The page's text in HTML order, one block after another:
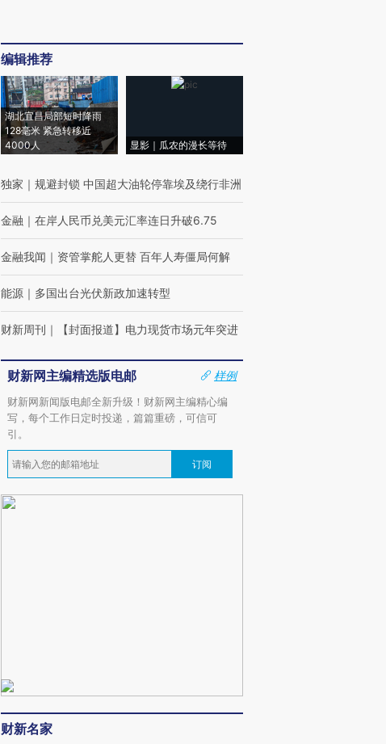
编辑推荐
湖北宜昌局部短时降雨
128毫米 紧急转移近
4000人
显影｜瓜农的漫长等待
独家 ｜ 规避封锁 中国超大油轮停靠埃及绕行非洲
金融 ｜ 在岸人民币兑美元汇率连日升破6.75
金融我闻 ｜ 资管掌舵人更替 百年人寿僵局何解
能源 ｜ 多国出台光伏新政加速转型
财新周刊 ｜ 【封面报道】电力现货市场元年突进
财新网主编精选版电邮
样例
财新网新闻版电邮全新升级！财新网主编精心编
写，每个工作日定时投递，篇篇重磅，可信可
引。
订阅
财新名家